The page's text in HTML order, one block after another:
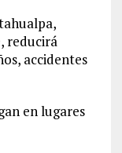
reducirá
accidentes
en lugares